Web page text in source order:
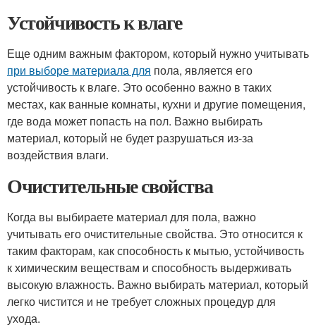
Устойчивость к влаге
Еще одним важным фактором, который нужно учитывать
при выборе материала для пола, является его
устойчивость к влаге. Это особенно важно в таких
местах, как ванные комнаты, кухни и другие помещения,
где вода может попасть на пол. Важно выбирать
материал, который не будет разрушаться из-за
воздействия влаги.
Очистительные свойства
Когда вы выбираете материал для пола, важно
учитывать его очистительные свойства. Это относится к
таким факторам, как способность к мытью, устойчивость
к химическим веществам и способность выдерживать
высокую влажность. Важно выбирать материал, который
легко чистится и не требует сложных процедур для
ухода.